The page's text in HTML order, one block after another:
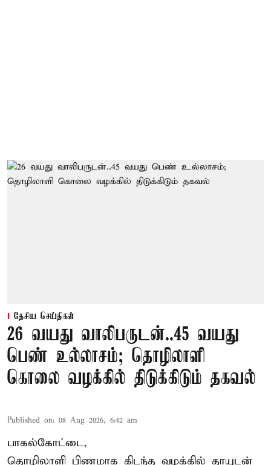
தேசிய செய்திகள்
26 வயது வாலிபருடன்..45 வயது
பெண் உல்லாசம்; தொழிலாளி
கொலை வழக்கில் திடுக்கிடும் தகவல்
Published on: 08 Aug 2026, 6:42 am
பாகல்கோட்டை,
தொழிலாளி பிணமாக கிடந்த வழக்கில் தாயுடன்